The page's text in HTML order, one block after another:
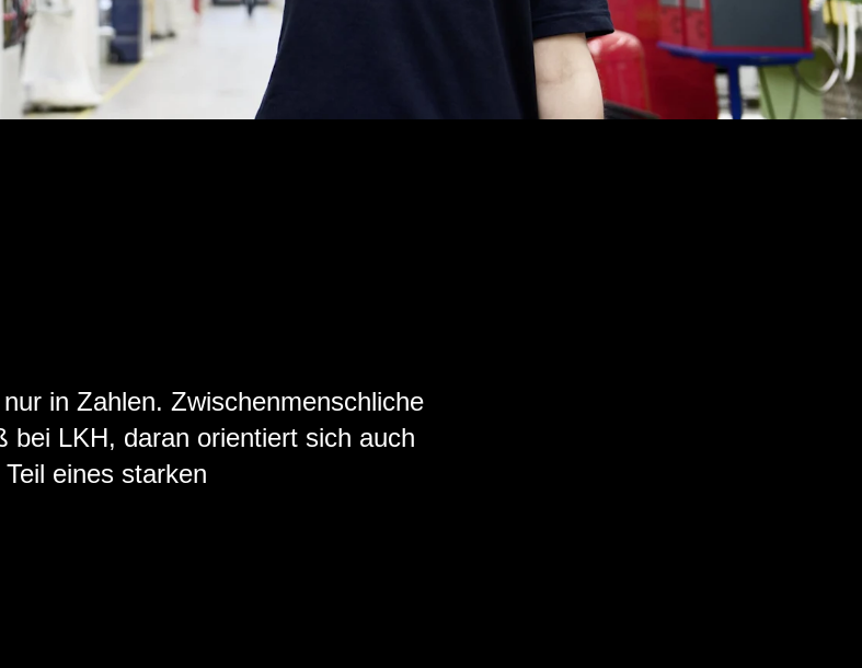
in Zahlen. Zwischenmenschliche
bei LKH, daran orientiert sich auch
eines starken